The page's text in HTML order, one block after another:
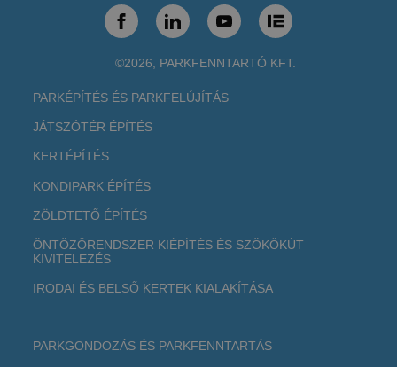
©2026, PARKFENNTARTÓ KFT.
PARKÉPÍTÉS ÉS PARKFELÚJÍTÁS
JÁTSZÓTÉR ÉPÍTÉS
KERTÉPÍTÉS
KONDIPARK ÉPÍTÉS
ZÖLDTETŐ ÉPÍTÉS
ÖNTÖZŐRENDSZER KIÉPÍTÉS ÉS SZÖKŐKÚT
KIVITELEZÉS
IRODAI ÉS BELSŐ KERTEK KIALAKÍTÁSA
PARKGONDOZÁS ÉS PARKFENNTARTÁS